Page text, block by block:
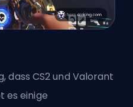
dass CS2 und Valorant
es einige